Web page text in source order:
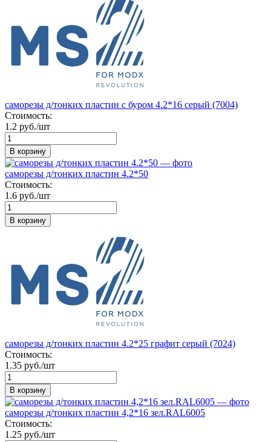
саморезы д/тонких пластин с буром 4.2*16 серый (7004)
Стоимость:
1.2 руб./шт
В корзину
саморезы д/тонких пластин 4.2*50
Стоимость:
1.6 руб./шт
В корзину
саморезы д/тонких пластин 4.2*25 графит серый (7024)
Стоимость:
1.35 руб./шт
В корзину
саморезы д/тонких пластин 4,2*16 зел.RAL6005
Стоимость:
1.25 руб./шт